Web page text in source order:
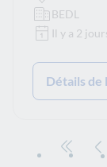
BEDL
Il y a 2
Détails